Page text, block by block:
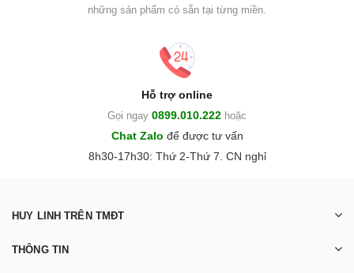
những sản phẩm có sẵn tại từng miền.
Hỗ trợ online
Gọi ngay 0899.010.222 hoặc
Chat Zalo để được tư vấn
8h30-17h30: Thứ 2-Thứ 7. CN nghỉ
HUY LINH TRÊN TMĐT
THÔNG TIN